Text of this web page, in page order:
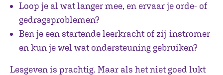
Loop je al wat langer mee, en ervaar je orde- of
gedragsproblemen?
Ben je een startende leerkracht of zij-instromer
en kun je wel wat ondersteuning gebruiken?
Lesgeven is prachtig. Maar als het niet goed lukt